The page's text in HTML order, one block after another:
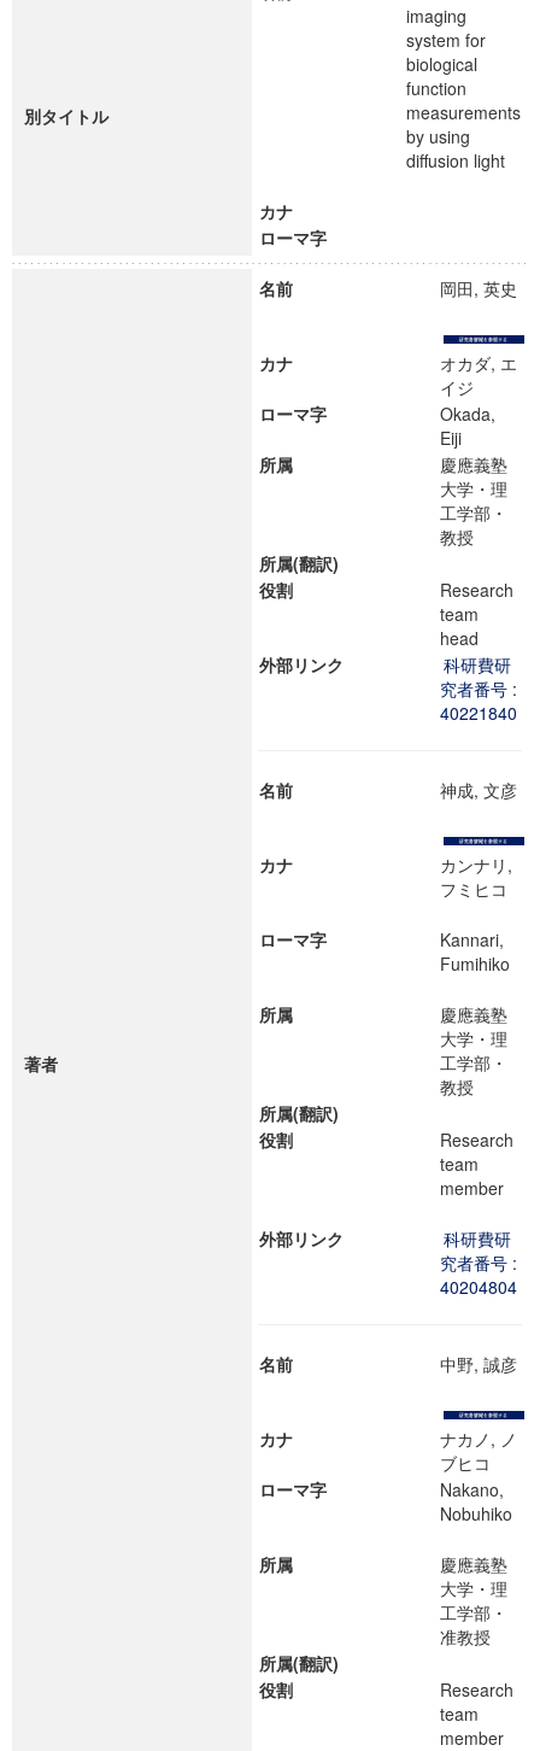
別タイトル
imaging
system for
biological
function
measurements
by using
diffusion light
カナ
ローマ字
著者
名前 岡田, 英史
カナ
オカダ, エ
イジ
ローマ字
Okada,
Eiji
所属
慶應義塾
大学・理
工学部・
教授
所属(翻訳)
役割
Research
team
head
外部リンク
科研費研
究者番号 :
40221840
名前 神成, 文彦
カナ
カンナリ,
フミヒコ
ローマ字
Kannari,
Fumihiko
所属
慶應義塾
大学・理
工学部・
教授
所属(翻訳)
役割
Research
team
member
外部リンク
科研費研
究者番号 :
40204804
名前 中野, 誠彦
カナ
ナカノ, ノ
ブヒコ
ローマ字
Nakano,
Nobuhiko
所属
慶應義塾
大学・理
工学部・
准教授
所属(翻訳)
役割
Research
team
member